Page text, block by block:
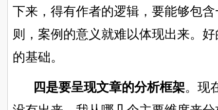
下来，得有作者的逻辑，要能够包
则，案例的意义就难以体现出来。
的基础。
四是要呈现文章的分析框架。 现